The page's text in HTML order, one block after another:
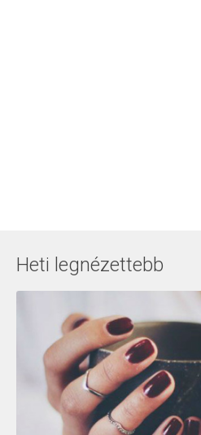
Heti legnézettebb